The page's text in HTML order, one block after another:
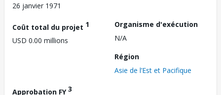
26 janvier 1971
Coût total du projet 1
USD 0.00 millions
Organisme d'exécution
N/A
Région
Asie de l’Est et Pacifique
Approbation FY3